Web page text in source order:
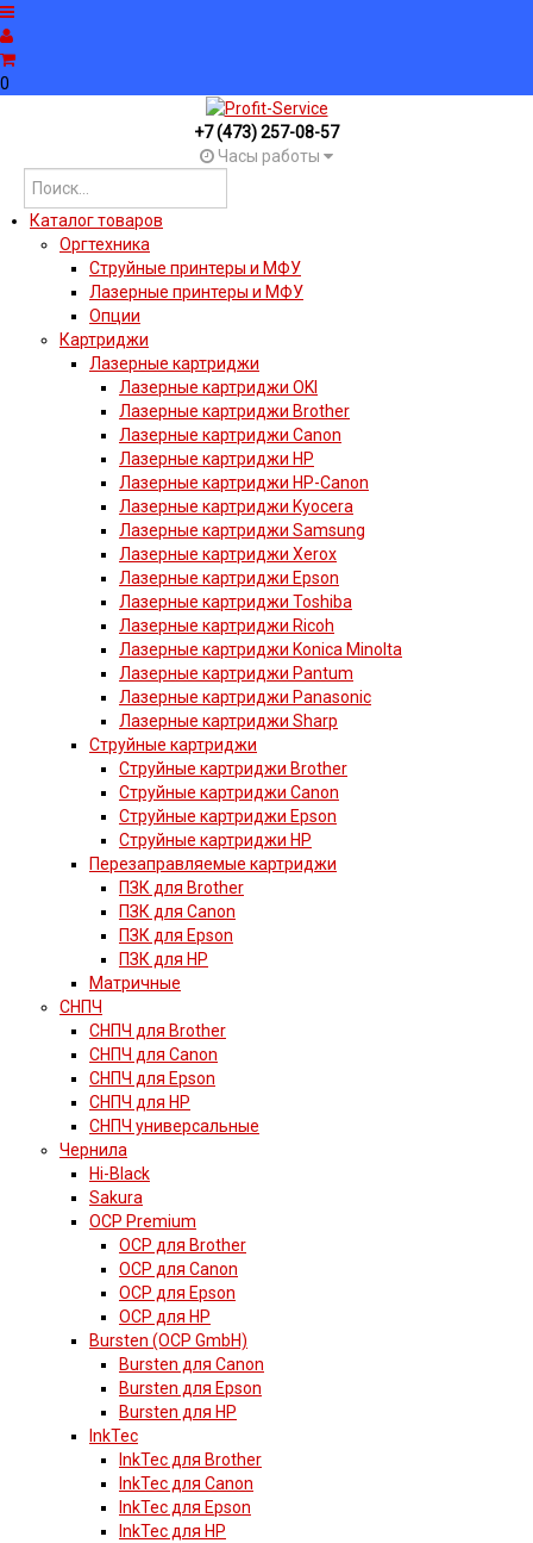
0
+7 (473) 257-08-57
Часы работы
Каталог товаров
Оргтехника
Струйные принтеры и МФУ
Лазерные принтеры и МФУ
Опции
Картриджи
Лазерные картриджи
Лазерные картриджи OKI
Лазерные картриджи Brother
Лазерные картриджи Canon
Лазерные картриджи HP
Лазерные картриджи HP-Canon
Лазерные картриджи Kyocera
Лазерные картриджи Samsung
Лазерные картриджи Xerox
Лазерные картриджи Epson
Лазерные картриджи Toshiba
Лазерные картриджи Ricoh
Лазерные картриджи Konica Minolta
Лазерные картриджи Pantum
Лазерные картриджи Panasonic
Лазерные картриджи Sharp
Струйные картриджи
Струйные картриджи Brother
Струйные картриджи Canon
Струйные картриджи Epson
Струйные картриджи HP
Перезаправляемые картриджи
ПЗК для Brother
ПЗК для Canon
ПЗК для Epson
ПЗК для HP
Матричные
СНПЧ
СНПЧ для Brother
СНПЧ для Canon
СНПЧ для Epson
СНПЧ для HP
СНПЧ универсальные
Чернила
Hi-Black
Sakura
OCP Premium
OCP для Brother
OCP для Canon
OCP для Epson
OCP для HP
Bursten (OCP GmbH)
Bursten для Canon
Bursten для Epson
Bursten для HP
InkTec
InkTec для Brother
InkTec для Canon
InkTec для Epson
InkTec для HP